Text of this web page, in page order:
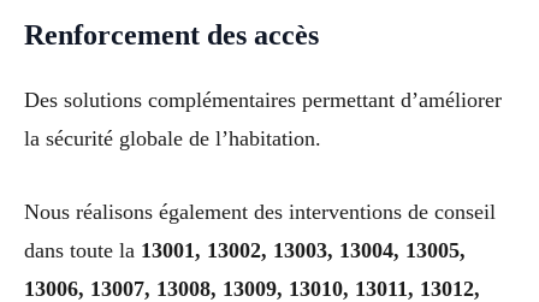
Renforcement des accès
Des solutions complémentaires permettant d’améliorer
la sécurité globale de l’habitation.
Nous réalisons également des interventions de conseil
dans toute la 13001, 13002, 13003, 13004, 13005,
13006, 13007, 13008, 13009, 13010, 13011, 13012,